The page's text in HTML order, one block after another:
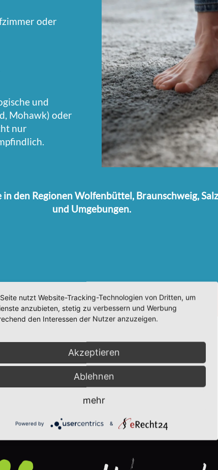
oder
und
Mohawk) oder
nur
den Regionen Wolfenbüttel, Braunschweig,
und Umgebungen.
nutzt Website-Tracking-Technologien von Dritten, um
anzubieten, stetig zu verbessern und Werbung
den Interessen der Nutzer anzuzeigen.
Akzeptieren
Ablehnen
mehr
Powered by &